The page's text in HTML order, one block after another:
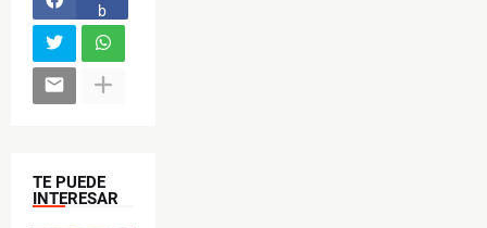
b
o
o
k
TE PUEDE
INTERESAR